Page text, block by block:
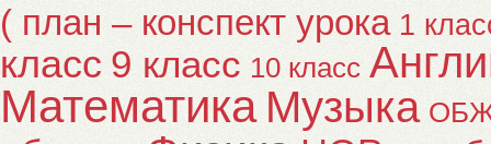
( план – конспект урока 1
класс 9 класс 10 класс
Математика Музыка